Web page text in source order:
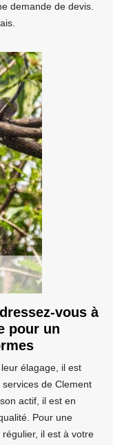
demande de devis.
vous à
pour un
élagage, il est
de Clement
actif, il est en
Pour une
il est à votre